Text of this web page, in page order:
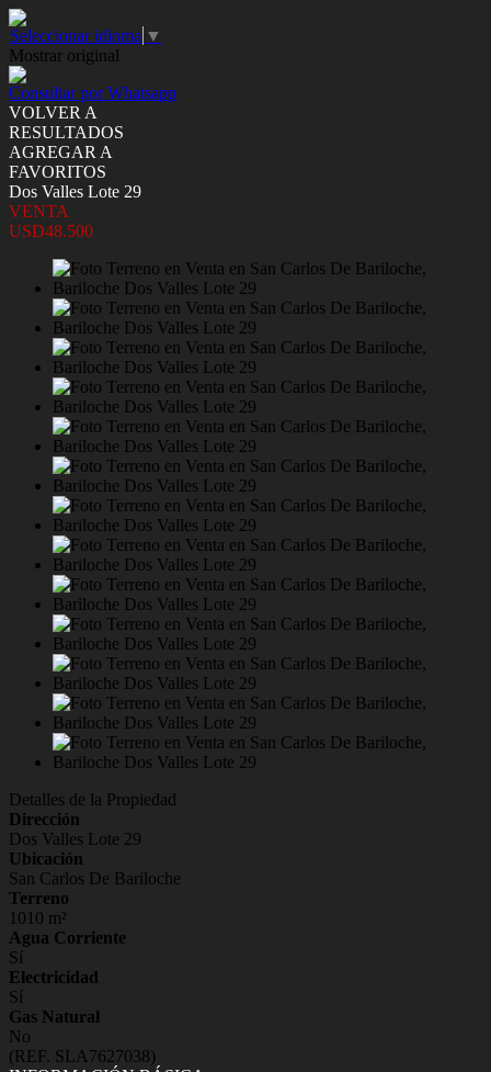
Seleccionar idioma ▼
Mostrar original
Consultar por Whatsapp
VOLVER A
RESULTADOS
AGREGAR A
FAVORITOS
Dos Valles Lote 29
VENTA
USD48.500
Detalles de la Propiedad
Dirección
Dos Valles Lote 29
Ubicación
San Carlos De Bariloche
Terreno
1010 m²
Agua Corriente
Sí
Electricidad
Sí
Gas Natural
No
(REF. SLA7627038)